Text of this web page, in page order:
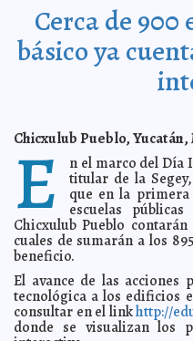
Grande de Mérida Carmen Alicia
2023-02-06 16:32:37 Unidad
más de dos décadasJorge
Para fortalecer la
lentes graduados a las familias
Yucatán
2023-02-03 16:48:20 Renán Barrera
recolectores del Municipio Kamila
2023-02-03 16:13:08 Continúa regidor
Reunidos por Más”, en
2023-02-01 16:23:14 Empresarios
inversiones en Yucatán Carmen
2023-02-01 16:08:12 Avanza Japay en
López
2023-02-01 10:12:04 Anticipan ingreso
viernes Laura Aldama
2023-02-01 10:03:27 Renán Barrera
e inclusiva que se ofrece en
Cerca de 900
básico ya
Chicxulub Pueblo,
E n el marco del Día
titular de la
que en la
escuelas
Chicxulub Pueblo
cuales de sumarán a los
beneficio.
El avance de las
tecnológica a los edificios
consultar en el linkhttp://
donde se visualizan los